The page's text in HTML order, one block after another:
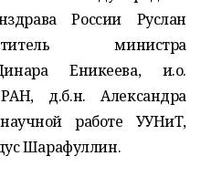
России Руслан
министра
Еникеева, и.о.
д.б.н. Александра
работе УУНиТ,
Шарафуллин.